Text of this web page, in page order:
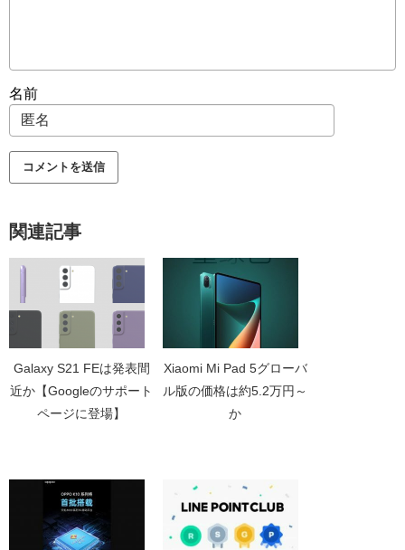
名前
関連記事
Galaxy S21 FEは発表間
近か【Googleのサポート
ページに登場】
Xiaomi Mi Pad 5グローバ
ル版の価格は約5.2万円～
か